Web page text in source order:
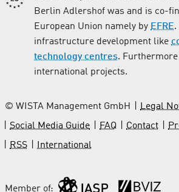
Berlin Adlershof was and is co-
European Union namely by EFRE.
infrastructure development like
technology centres.
international projects.
© WISTA Management GmbH Legal
Social Media Guide
FAQ Contact
RSS
International
Member of: